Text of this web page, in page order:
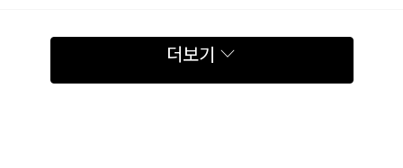
더보기